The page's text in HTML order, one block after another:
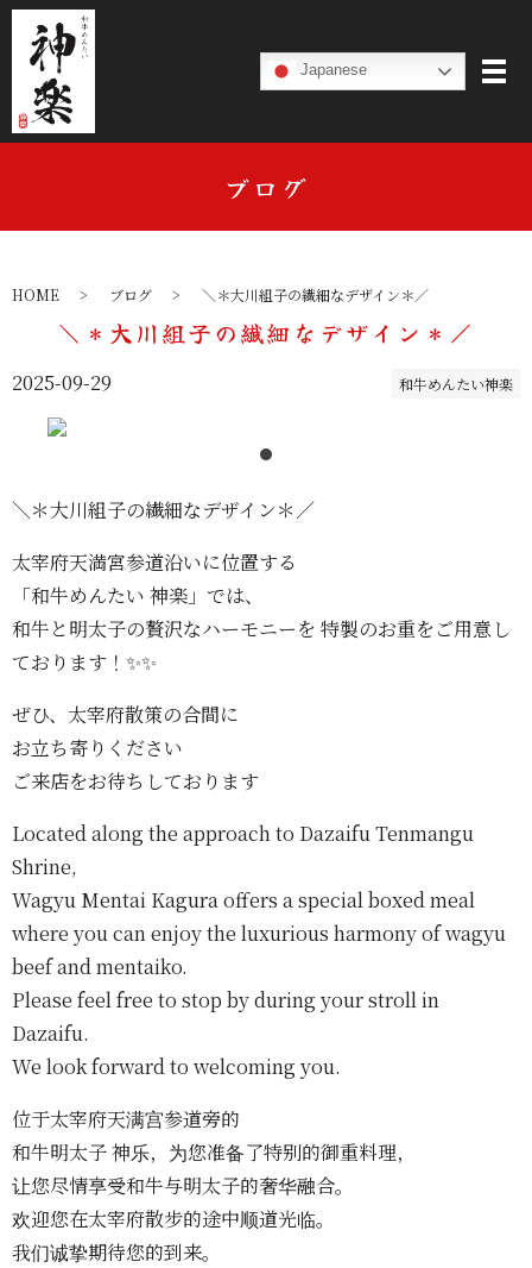
Japanese
ブログ
HOME ブログ ＼＊大川組子の繊細なデザイン＊／
＼＊大川組子の繊細なデザイン＊／
2025-09-29 和牛めんたい神楽
＼＊大川組子の繊細なデザイン＊／
太宰府天満宮参道沿いに位置する
「和牛めんたい 神楽」では、
和牛と明太子の贅沢なハーモニーを 特製のお重をご用意し
ております！✨️✨️
ぜひ、太宰府散策の合間に
お立ち寄りください
ご来店をお待ちしております‬
Located along the approach to Dazaifu Tenmangu
Shrine,
Wagyu Mentai Kagura offers a special boxed meal
where you can enjoy the luxurious harmony of wagyu
beef and mentaiko.
Please feel free to stop by during your stroll in
Dazaifu.
We look forward to welcoming you.
位于太宰府天满宫参道旁的
和牛明太子 神乐，为您准备了特别的御重料理，
让您尽情享受和牛与明太子的奢华融合。
欢迎您在太宰府散步的途中顺道光临。
我们诚挚期待您的到来。